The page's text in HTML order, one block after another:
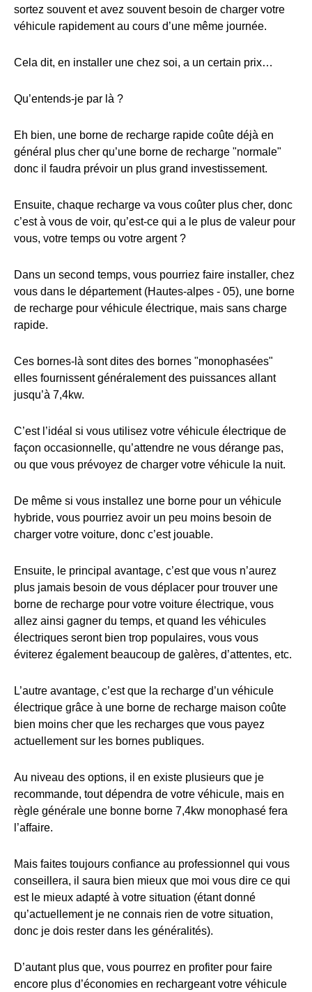
sortez souvent et avez souvent besoin de charger votre
véhicule rapidement au cours d’une même journée.
Cela dit, en installer une chez soi, a un certain prix…
Qu’entends-je par là ?
Eh bien, une borne de recharge rapide coûte déjà en
général plus cher qu’une borne de recharge "normale"
donc il faudra prévoir un plus grand investissement.
Ensuite, chaque recharge va vous coûter plus cher, donc
c’est à vous de voir, qu’est-ce qui a le plus de valeur pour
vous, votre temps ou votre argent ?
Dans un second temps, vous pourriez faire installer, chez
vous dans le département (Hautes-alpes - 05), une borne
de recharge pour véhicule électrique, mais sans charge
rapide.
Ces bornes-là sont dites des bornes "monophasées"
elles fournissent généralement des puissances allant
jusqu’à 7,4kw.
C’est l’idéal si vous utilisez votre véhicule électrique de
façon occasionnelle, qu’attendre ne vous dérange pas,
ou que vous prévoyez de charger votre véhicule la nuit.
De même si vous installez une borne pour un véhicule
hybride, vous pourriez avoir un peu moins besoin de
charger votre voiture, donc c’est jouable.
Ensuite, le principal avantage, c’est que vous n’aurez
plus jamais besoin de vous déplacer pour trouver une
borne de recharge pour votre voiture électrique, vous
allez ainsi gagner du temps, et quand les véhicules
électriques seront bien trop populaires, vous vous
éviterez également beaucoup de galères, d’attentes, etc.
L’autre avantage, c’est que la recharge d’un véhicule
électrique grâce à une borne de recharge maison coûte
bien moins cher que les recharges que vous payez
actuellement sur les bornes publiques.
Au niveau des options, il en existe plusieurs que je
recommande, tout dépendra de votre véhicule, mais en
règle générale une bonne borne 7,4kw monophasé fera
l’affaire.
Mais faites toujours confiance au professionnel qui vous
conseillera, il saura bien mieux que moi vous dire ce qui
est le mieux adapté à votre situation (étant donné
qu’actuellement je ne connais rien de votre situation,
donc je dois rester dans les généralités).
D’autant plus que, vous pourrez en profiter pour faire
encore plus d’économies en rechargeant votre véhicule